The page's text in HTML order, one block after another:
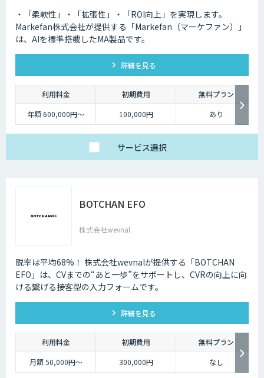
・「柔軟性」・「拡張性」・「ROI向上」を実現します。
Markefan株式会社が提供する「Markefan（マーケファン）」
は、AIを標準搭載したMA製品です。
詳細を見る
利用料金 初期費用
無料プラン
年額 600,000円～
100,000円 あり
サービス選択
BOTCHAN EFO
株式会社wevnal
脱率は平均68%！ 株式会社wevnalが提供する「BOTCHAN
EFO」は、CVまでの“あと一歩”をサポートし、CVRの向上に向
ける繋げる接客型の入力フォームです。
詳細を見る
利用料金 初期費用
無料プラン
月額 50,000円～
300,000円 なし